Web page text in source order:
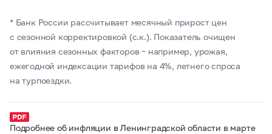
* Банк России рассчитывает месячный прирост цен
с сезонной корректировкой (с.к.). Показатель очищен
от влияния сезонных факторов – например, урожая,
ежегодной индексации тарифов на 4%, летнего спроса
на турпоездки.
Подробнее об инфляции в Ленинградской области в марте